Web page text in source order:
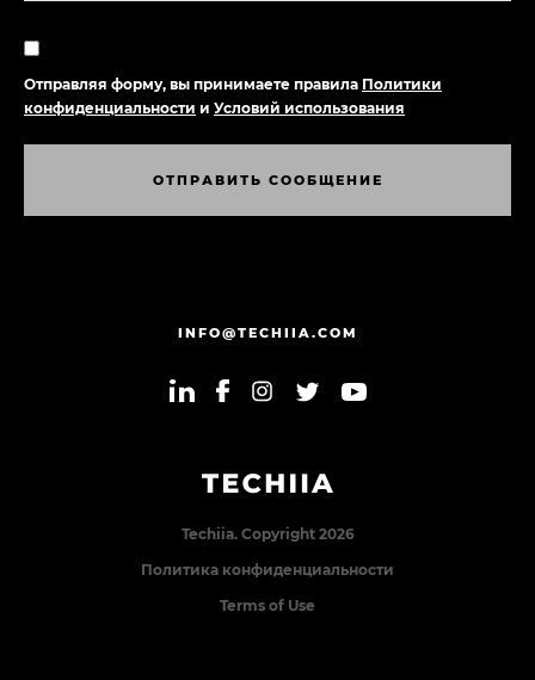
Techiia. Copyright 2026
Политика конфиденциальности
Terms of Use
Отправляя форму, вы принимаете правила Политики
конфиденциальности и Условий использования
ОТП РАВИТЬ СООБЩЕНИЕ
INFO@TECHIIA.COM